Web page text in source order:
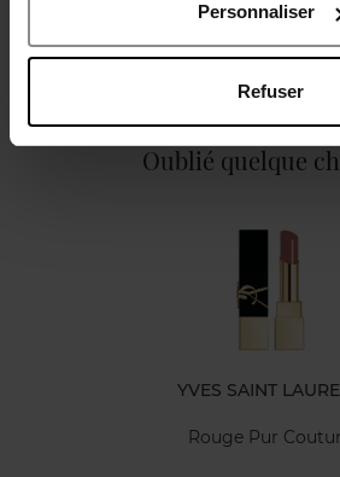
Personnaliser
Refuser
Avis client Politique relative
Oublié quelque
YVES SAINT
Rouge Pur